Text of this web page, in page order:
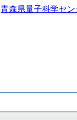
青森県量子科学セン